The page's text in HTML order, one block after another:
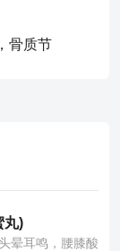
骨质节
丸)
晕耳鸣，腰膝酸